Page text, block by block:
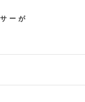
ーが